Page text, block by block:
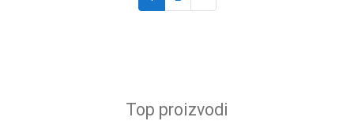
Top proizvodi